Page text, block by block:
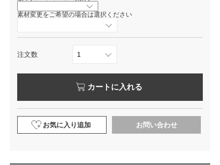
素材変更をご希望の場合は選択ください
注文数
カートに入れる
お気に入り追加 お問い合わせ